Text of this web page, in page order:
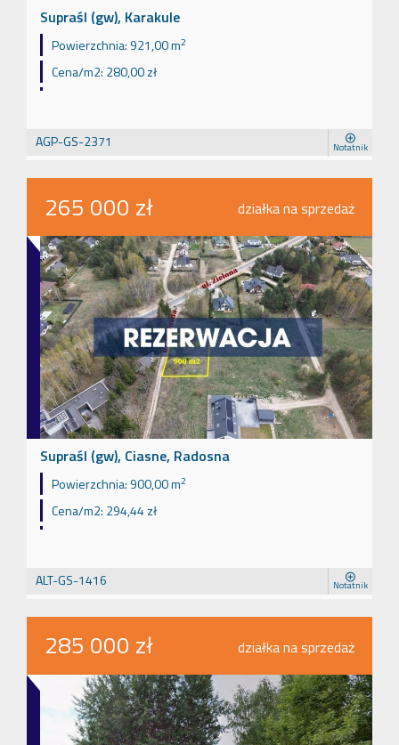
Supraśl (gw), Karakule
Powierzchnia: 921,00 m2
Cena/m2: 280,00 zł
AGP-GS-2371 Notatnik
265 000 zł działka na sprzedaż
Supraśl (gw), Ciasne, Radosna
Powierzchnia: 900,00 m2
Cena/m2: 294,44 zł
ALT-GS-1416 Notatnik
285 000 zł działka na sprzedaż